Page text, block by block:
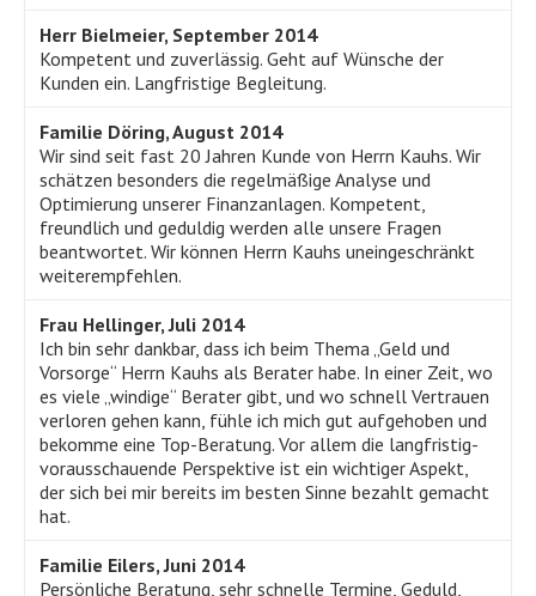
Herr Bielmeier, September 2014
Kompetent und zuverlässig. Geht auf Wünsche der
Kunden ein. Langfristige Begleitung.
Familie Döring, August 2014
Wir sind seit fast 20 Jahren Kunde von Herrn Kauhs. Wir
schätzen besonders die regelmäßige Analyse und
Optimierung unserer Finanzanlagen. Kompetent,
freundlich und geduldig werden alle unsere Fragen
beantwortet. Wir können Herrn Kauhs uneingeschränkt
weiterempfehlen.
Frau Hellinger, Juli 2014
Ich bin sehr dankbar, dass ich beim Thema „Geld und
Vorsorge“ Herrn Kauhs als Berater habe. In einer Zeit, wo
es viele „windige“ Berater gibt, und wo schnell Vertrauen
verloren gehen kann, fühle ich mich gut aufgehoben und
bekomme eine Top-Beratung. Vor allem die langfristig-
vorausschauende Perspektive ist ein wichtiger Aspekt,
der sich bei mir bereits im besten Sinne bezahlt gemacht
hat.
Familie Eilers, Juni 2014
Persönliche Beratung, sehr schnelle Termine, Geduld,